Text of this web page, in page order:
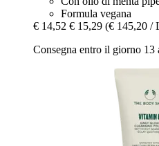
Formula vegana
€ 14,52 € 15,29 (€ 145,20 /
Consegna entro il giorno 13